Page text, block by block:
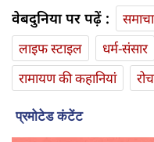
वेबदुनिया पर पढ़ें :
लाइफ स्‍टाइल
धर्म-संसार
रामायण की कहानियां